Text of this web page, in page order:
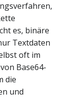
es, binäre
Textdaten
oft im
Base64-
die
und